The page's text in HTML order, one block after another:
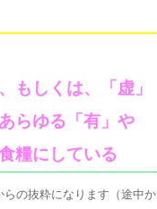
もしくは、「虚」
らゆる「有」や
糧にしている
の抜粋になります（途中か